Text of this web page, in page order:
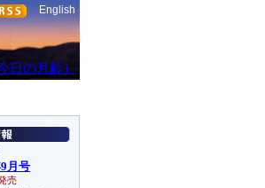
English
月号
売